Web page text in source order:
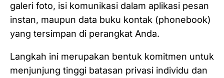
galeri foto, isi komunikasi dalam aplikasi pesan
instan, maupun data buku kontak (phonebook)
yang tersimpan di perangkat Anda.
Langkah ini merupakan bentuk komitmen untuk
menjunjung tinggi batasan privasi individu dan